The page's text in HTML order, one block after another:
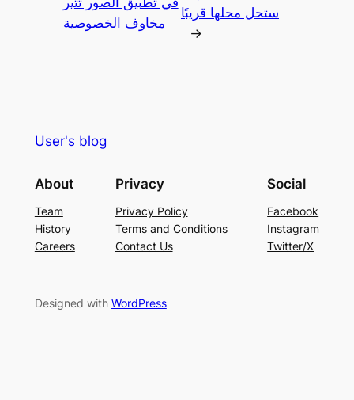
مخاوف الخصوصية
ستحل محلها قريبًا
→
User's blog
About
Team
History
Careers
Privacy
Privacy Policy
Terms and Conditions
Contact Us
Social
Facebook
Instagram
Twitter/X
Designed with WordPress